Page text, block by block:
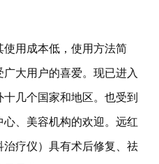
使用成本低，使用方法简
大用户的喜爱。现已进入
几个国家和地区。也受到
、美容机构的欢迎。远红
疗仪）具有术后修复、祛